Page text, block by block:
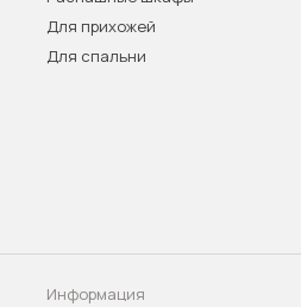
Для прихожей
Для спальни
Информация